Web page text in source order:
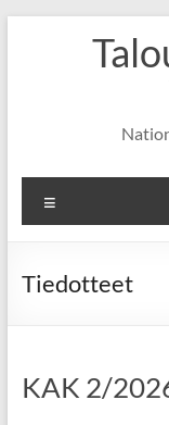
Tiedotteet
KAK 2/